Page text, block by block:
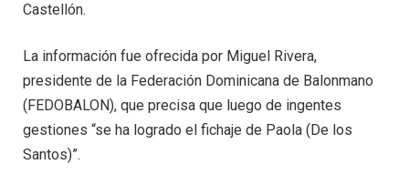
Castellón.
La información fue ofrecida por Miguel Rivera,
presidente de la Federación Dominicana de Balonmano
(FEDOBALON), que precisa que luego de ingentes
gestiones “se ha logrado el fichaje de Paola (De los
Santos)”.